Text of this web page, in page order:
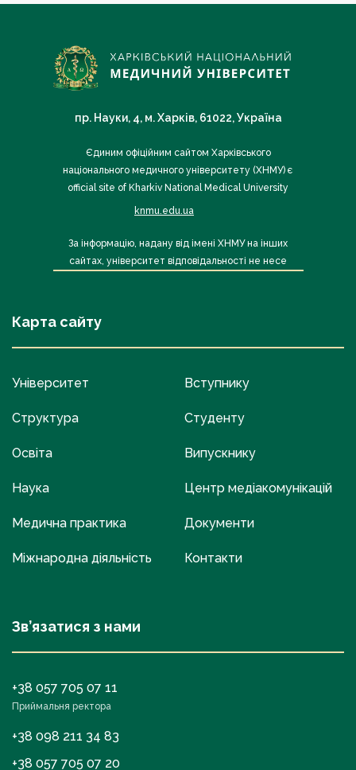
пр. Науки, 4, м. Харків, 61022, Україна
Єдиним офіційним сайтом Харківського
національного медичного університету (ХНМУ) є
official site of Kharkiv National Medical University
knmu.edu.ua
За інформацію, надану від імені ХНМУ на інших
сайтах, університет відповідальності не несе
Карта сайту
Університет
Структура
Освіта
Наука
Медична практика
Міжнародна діяльність
Вступнику
Студенту
Випускнику
Центр медіакомунікацій
Документи
Контакти
Зв’язатися з нами
+38 057 705 07 11
Приймальня ректора
+38 098 211 34 83
+38 057 705 07 20